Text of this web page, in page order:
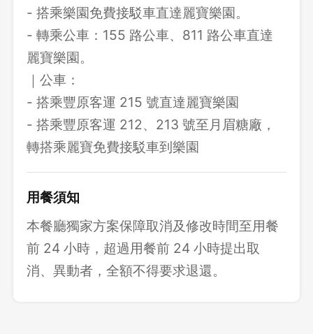
- 搭乘樂園免費接駁車直達麗寶樂園。
- 轉乘公車：155 路公車、811 路公車直達
麗寶樂園。
｜公車：
- 搭乘豐原客運 215 號直達麗寶樂園
- 搭乘豐原客運 212、213 號至月眉糖廠，
轉搭乘麗寶免費接駁車到樂園
用餐須知
本餐廳獨家方案保障取消及修改時間至用餐
前 24 小時，超過用餐前 24 小時提出取
消、異動者，全額不得要求退還。